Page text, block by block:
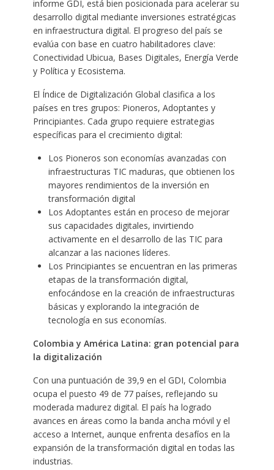
informe GDI, está bien posicionada para acelerar su
desarrollo digital mediante inversiones estratégicas
en infraestructura digital. El progreso del país se
evalúa con base en cuatro habilitadores clave:
Conectividad Ubicua, Bases Digitales, Energía Verde
y Política y Ecosistema.
El Índice de Digitalización Global clasifica a los
países en tres grupos: Pioneros, Adoptantes y
Principiantes. Cada grupo requiere estrategias
específicas para el crecimiento digital:
Los Pioneros son economías avanzadas con
infraestructuras TIC maduras, que obtienen los
mayores rendimientos de la inversión en
transformación digital
Los Adoptantes están en proceso de mejorar
sus capacidades digitales, invirtiendo
activamente en el desarrollo de las TIC para
alcanzar a las naciones líderes.
Los Principiantes se encuentran en las primeras
etapas de la transformación digital,
enfocándose en la creación de infraestructuras
básicas y explorando la integración de
tecnología en sus economías.
Colombia y América Latina: gran potencial para
la digitalización
Con una puntuación de 39,9 en el GDI, Colombia
ocupa el puesto 49 de 77 países, reflejando su
moderada madurez digital. El país ha logrado
avances en áreas como la banda ancha móvil y el
acceso a Internet, aunque enfrenta desafíos en la
expansión de la transformación digital en todas las
industrias.